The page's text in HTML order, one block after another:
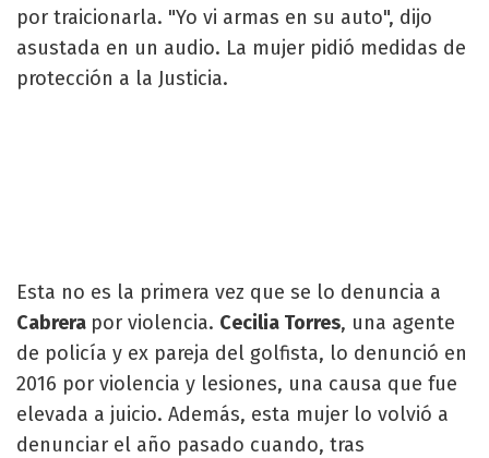
por traicionarla. "Yo vi armas en su auto", dijo
asustada en un audio. La mujer pidió medidas de
protección a la Justicia.
Esta no es la primera vez que se lo denuncia a
Cabrera por violencia. Cecilia Torres, una agente
de policía y ex pareja del golfista, lo denunció en
2016 por violencia y lesiones, una causa que fue
elevada a juicio. Además, esta mujer lo volvió a
denunciar el año pasado cuando, tras